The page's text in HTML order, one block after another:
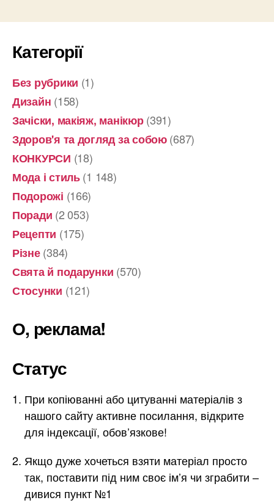
Категорії
Без рубрики (1)
Дизайн (158)
Зачіски, макіяж, манікюр(391)
Здоров'я та догляд за собою(687)
КОНКУРСИ (18)
Мода і стиль(1 148)
Подорожі (166)
Поради (2 053)
Рецепти (175)
Різне(384)
Свята й подарунки (570)
Стосунки (121)
О, реклама!
Статус
При копіюванні або цитуванні матеріалів з
нашого сайту активне посилання, відкрите
для індексації, обов’язкове!
Якщо дуже хочеться взяти матеріал просто
так, поставити під ним своє ім’я чи зграбити –
дивися пункт №1